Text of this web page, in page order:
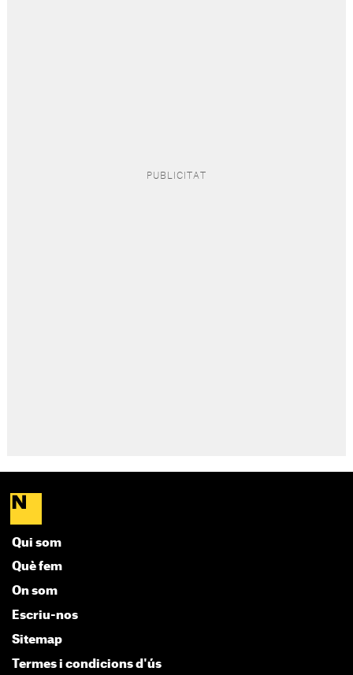
Qui som
Què fem
On som
Escriu-nos
Sitemap
Termes i condicions d'ús